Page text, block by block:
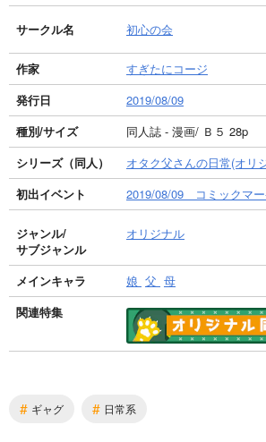
サークル名 初心の会
作家
すぎたにコージ
発行日
2019/08/09
種別/サイズ
同人誌 - 漫画/ Ｂ５ 28p
シリーズ（同人）
オタク父さんの日常(オリ
初出イベント
2019/08/09 コミックマー
ジャンル/
サブジャンル
オリジナル
メインキャラ 娘 父 母
関連特集
# ギャグ # 日常系